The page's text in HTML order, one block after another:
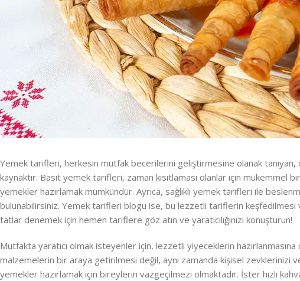
Yemek tarifleri, herkesin mutfak becerilerini geliştirmesine olanak
kaynaktır. Basit yemek tarifleri, zaman kısıtlaması olanlar için
yemekler hazırlamak mümkündür. Ayrıca, sağlıklı yemek tarifleri ile
bulunabilirsiniz. Yemek tarifleri blogu ise, bu lezzetli tariflerin keşfedilmesi
tatlar denemek için hemen tariflere göz atın ve yaratıcılığınızı konuşturun!
Mutfakta yaratıcı olmak isteyenler için, lezzetli yiyeceklerin
malzemelerin bir araya getirilmesi değil, aynı zamanda kişisel zevklerinizi
yemekler hazırlamak için bireylerin vazgeçilmezi olmaktadır. İster hızlı